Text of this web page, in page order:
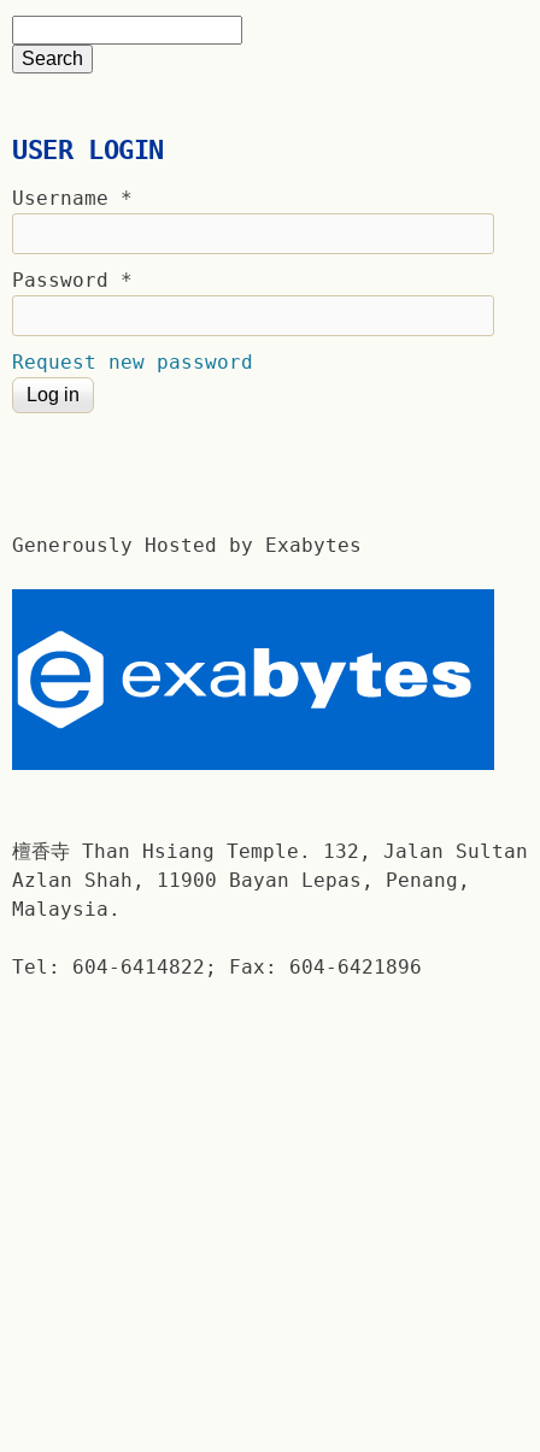
USER LOGIN
Username *
Password *
Request new password
Generously Hosted by Exabytes
檀香寺 Than Hsiang Temple. 132, Jalan Sultan
Azlan Shah, 11900 Bayan Lepas, Penang,
Malaysia.
Tel: 604-6414822; Fax: 604-6421896